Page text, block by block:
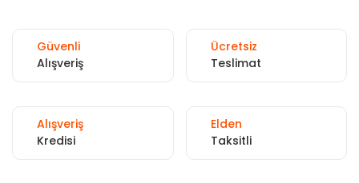
Güvenli
Alışveriş
Ücretsiz
Teslimat
Alışveriş
Kredisi
Elden
Taksitli